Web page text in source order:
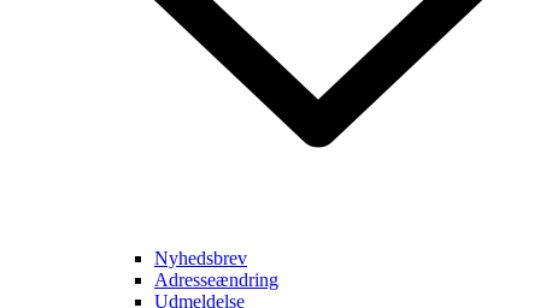
Nyhedsbrev
Adresseændring
Udmeldelse